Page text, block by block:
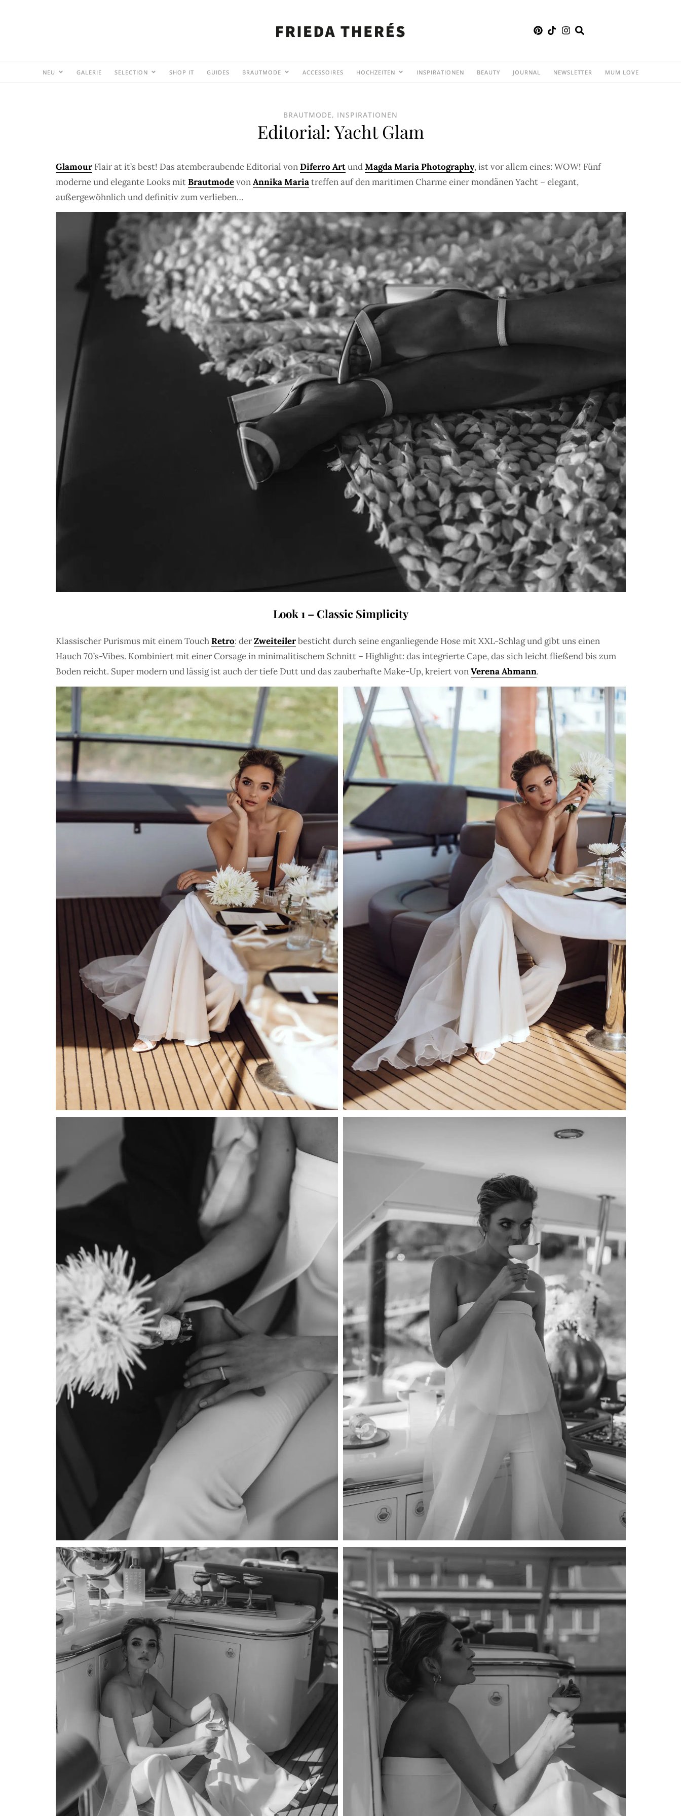
NEU GALERIE SELECTION SHOP IT GUIDES BRAUTMODE ACCESSOIRES HOCHZEITEN INSPIRATIONEN BEAUTY JOURNAL NEWSLETTER MUM LOVE
BRAUTMODE, INSPIRATIONEN
Editorial: Yacht Glam
GlamourFlair at it’s best! Das atemberaubende Editorial vonDiferro ArtundMagda Maria Photography, ist vor allem eines: WOW! Fünf
moderne und elegante Looks mitBrautmodevonAnnika Mariatreffen auf den maritimen Charme einer mondänen Yacht – elegant,
außergewöhnlich und definitiv zum verlieben…
Look 1 – Classic Simplicity
Klassischer Purismus mit einem TouchRetro: derZweiteilerbesticht durch seine enganliegende Hose mit XXL-Schlag und gibt uns einen
Hauch 70’s-Vibes. Kombiniert mit einer Corsage in minimalitischem Schnitt – Highlight: das integrierte Cape, das sich leicht fließend bis zum
Boden reicht. Super modern und lässig ist auch der tiefe Dutt und das zauberhafte Make-Up, kreiert vonVerena Ahmann.